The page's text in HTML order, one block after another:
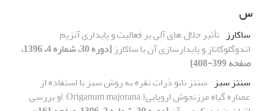
س
ساکارز تأثیر حلال های آلی بر فعالیت و پایداری آنزیم
اندوگلوکاناز و پایدارسازی آن با ساکارز
[دوره 30، شماره 4، 1396،
صفحه 399-408]
سنتز سبز سنتز نانو ذرات نقره به روش سبز با استفاده از
عصاره گیاه مرزنجوش اروپایی( Origanum majorana )و بررسی